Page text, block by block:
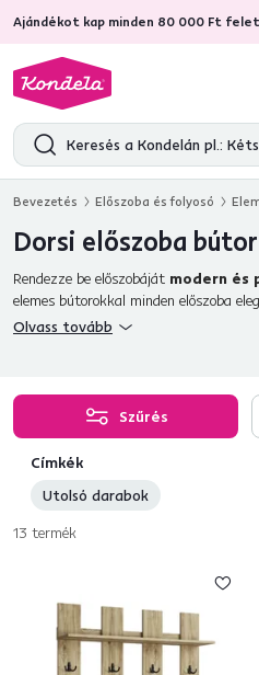
Ajándékot kap minden 80 000 Ft
4,7 31 211
Bevezetés Előszoba és folyosó
Dorsi előszoba bútor
Rendezze be előszobáját modern és
elemes bútorokkal minden előszoba
tárolóhelyetkap a kabátok és
fogas panelt, 2tükrötés egyajtós
étkezőbe, gyerekszobába és irodába is
bútorokat.
Olvass tovább
Szűrés
Címkék
Utolsó darabok
13 termék